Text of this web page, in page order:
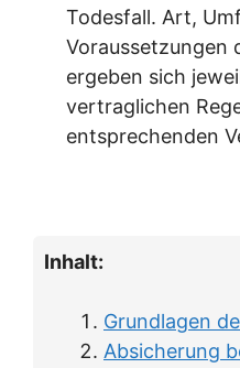
Todesfall. Art,
Voraussetzungen
ergeben sich
vertraglichen
entsprechenden
Inhalt:
Grundlagen
Absicherung